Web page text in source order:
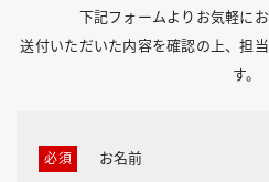
下記フォームよりお気軽に
送付いただいた内容を確認の上、担
す。
お名前